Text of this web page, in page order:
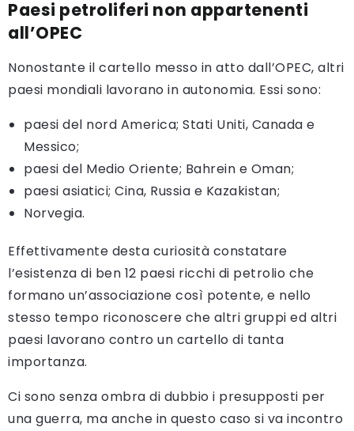
Paesi petroliferi non appartenenti
all’OPEC
Nonostante il cartello messo in atto dall’OPEC, altri
paesi mondiali lavorano in autonomia. Essi sono:
paesi del nord America; Stati Uniti, Canada e
Messico;
paesi del Medio Oriente; Bahrein e Oman;
paesi asiatici; Cina, Russia e Kazakistan;
Norvegia.
Effettivamente desta curiosità constatare
l’esistenza di ben 12 paesi ricchi di petrolio che
formano un’associazione così potente, e nello
stesso tempo riconoscere che altri gruppi ed altri
paesi lavorano contro un cartello di tanta
importanza.
Ci sono senza ombra di dubbio i presupposti per
una guerra, ma anche in questo caso si va incontro